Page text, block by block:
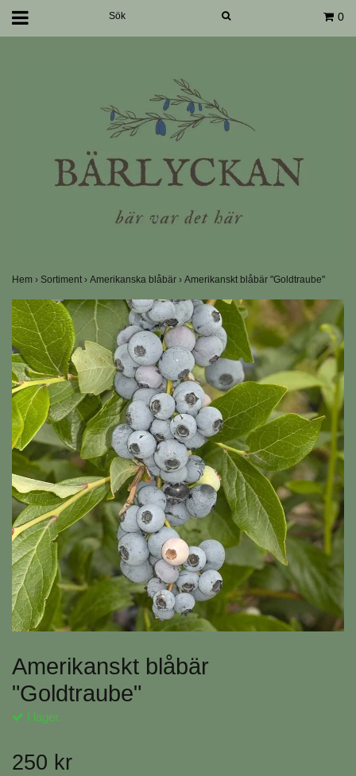
0
Hem › Sortiment› Amerikanska blåbär › Amerikanskt blåbär "Goldtraube"
Amerikanskt blåbär
"Goldtraube"
I lager.
250 kr